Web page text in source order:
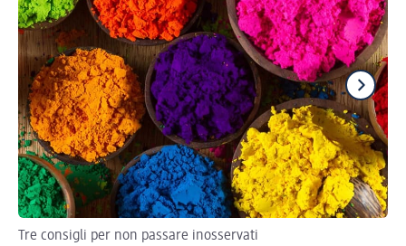
Tre consigli per non passare inosservati